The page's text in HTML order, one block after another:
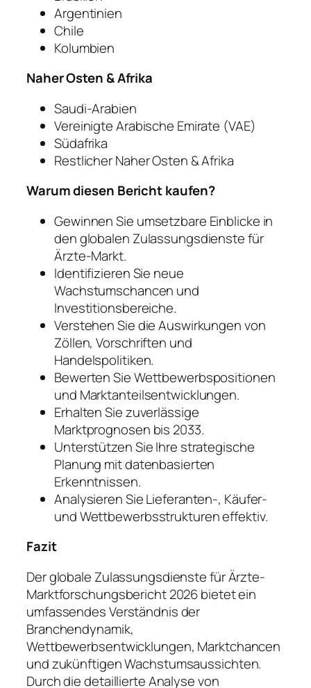
Argentinien
Chile
Kolumbien
Naher Osten & Afrika
Saudi-Arabien
Vereinigte Arabische Emirate (VAE)
Südafrika
Restlicher Naher Osten & Afrika
Warum diesen Bericht kaufen?
Gewinnen Sie umsetzbare Einblicke in
den globalen Zulassungsdienste für
Ärzte-Markt.
Identifizieren Sie neue
Wachstumschancen und
Investitionsbereiche.
Verstehen Sie die Auswirkungen von
Zöllen, Vorschriften und
Handelspolitiken.
Bewerten Sie Wettbewerbspositionen
und Marktanteilsentwicklungen.
Erhalten Sie zuverlässige
Marktprognosen bis 2033.
Unterstützen Sie Ihre strategische
Planung mit datenbasierten
Erkenntnissen.
Analysieren Sie Lieferanten-, Käufer-
und Wettbewerbsstrukturen effektiv.
Fazit
Der globale Zulassungsdienste für Ärzte-
Marktforschungsbericht 2026 bietet ein
umfassendes Verständnis der
Branchendynamik,
Wettbewerbsentwicklungen, Marktchancen
und zukünftigen Wachstumsaussichten.
Durch die detaillierte Analyse von